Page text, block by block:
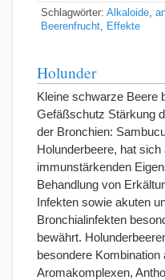
Schlagwörter: Alkaloide
Beerenfrucht
Effekte
Holunder
Kleine schwarze Beere
Gefäßschutz Stärkung
der Bronchien:
Holunderbeere, hat
immunstärkenden
Behandlung von
Infekten sowie akuten
Bronchialinfekten
bewährt.
besondere Kombination
Aromakomplexen,